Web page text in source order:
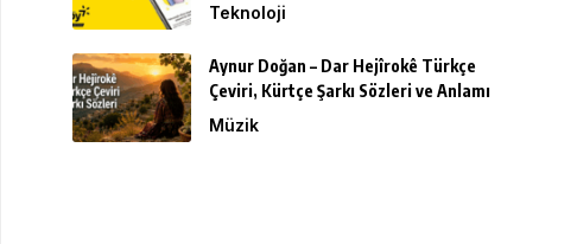
Teknoloji
Aynur Doğan – Dar Hejîrokê Türkçe
Çeviri, Kürtçe Şarkı Sözleri ve Anlamı
Müzik